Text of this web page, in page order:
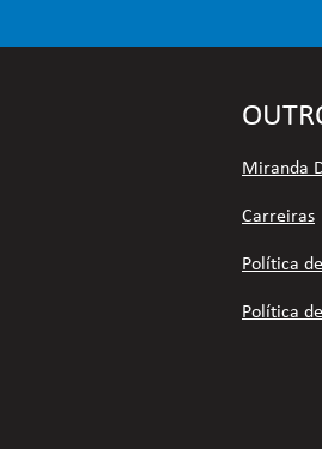
Miranda
Carreiras
Política
Política